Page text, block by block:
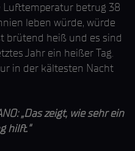
betrug 38
leben würde, würde
brütend heiß und es sind
Jahr ein heißer Tag.
in der kältesten Nacht
„Das zeigt, wie sehr ein
hilft.“